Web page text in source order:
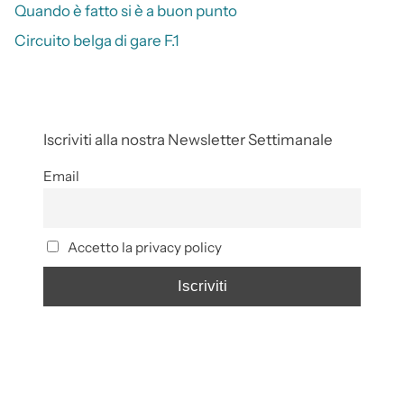
Quando è fatto si è a buon punto
Circuito belga di gare F.1
Iscriviti alla nostra Newsletter Settimanale
Email
Accetto la privacy policy